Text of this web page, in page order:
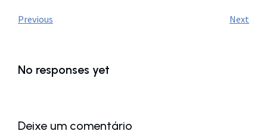
Previous Next
No responses yet
Deixe um comentário